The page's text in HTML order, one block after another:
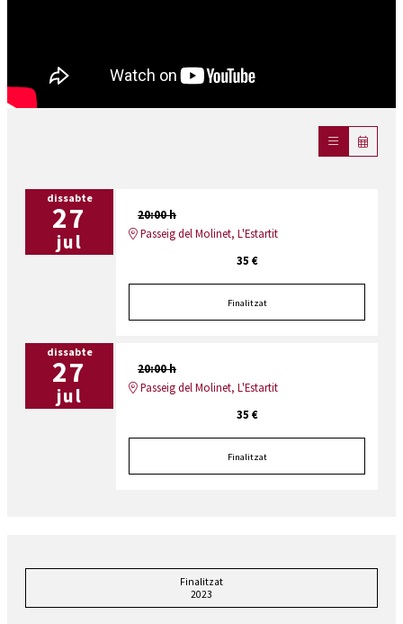
dissabte
27
jul
20:00 h
Passeig del Molinet, L'Estartit
35 €
Finalitzat
dissabte
27
jul
20:00 h
Passeig del Molinet, L'Estartit
35 €
Finalitzat
Finalitzat
2023